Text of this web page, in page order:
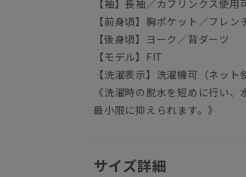
【袖】長袖／カフリンクス使用
【前身頃】胸ポケット／フレン
【後身頃】ヨーク／背ダーツ
【モデル】FIT
【洗濯表示】洗濯機可（ネット
《洗濯時の脱水を短めに行い
最小限に抑えられます。》
サイズ詳細